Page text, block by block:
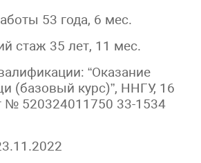
53 года, 6 мес.
стаж 35 лет, 11 мес.
“Оказание
(базовый курс)”, ННГУ, 16
№ 520324011750 33-1534